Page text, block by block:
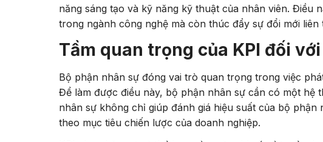
năng sáng tạo và kỹ năng kỹ thuật của nhân viên. Điều
trong ngành công nghệ mà còn thúc đẩy sự đổi mới liên
Tầm quan trọng của KPI đối
Bộ phận nhân sự đóng vai trò quan trọng trong việc
Để làm được điều này, bộ phận nhân sự cần có một hệ
nhân sự không chỉ giúp đánh giá hiệu suất của bộ
theo mục tiêu chiến lược của doanh nghiệp.